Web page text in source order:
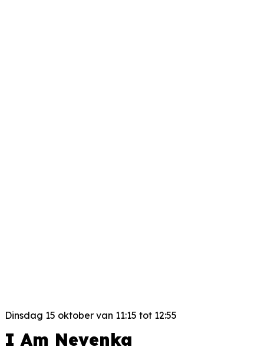
Dinsdag 15 oktober van 11:15 tot 12:55
I Am Nevenka